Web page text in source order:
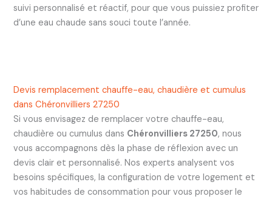
suivi personnalisé et réactif, pour que vous puissiez profiter
d’une eau chaude sans souci toute l’année.
Devis remplacement chauffe-eau, chaudière et cumulus
dans Chéronvilliers 27250
Si vous envisagez de remplacer votre chauffe-eau,
chaudière ou cumulus dans Chéronvilliers 27250, nous
vous accompagnons dès la phase de réflexion avec un
devis clair et personnalisé. Nos experts analysent vos
besoins spécifiques, la configuration de votre logement et
vos habitudes de consommation pour vous proposer le